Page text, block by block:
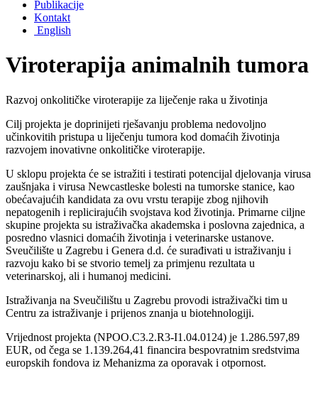
Publikacije
Kontakt
English
Viroterapija animalnih tumora
Razvoj onkolitičke viroterapije za liječenje raka u životinja
Cilj projekta je doprinijeti rješavanju problema nedovoljno
učinkovitih pristupa u liječenju tumora kod domaćih životinja
razvojem inovativne onkolitičke viroterapije.
U sklopu projekta će se istražiti i testirati potencijal djelovanja virusa
zaušnjaka i virusa Newcastleske bolesti na tumorske stanice, kao
obećavajućih kandidata za ovu vrstu terapije zbog njihovih
nepatogenih i replicirajućih svojstava kod životinja. Primarne ciljne
skupine projekta su istraživačka akademska i poslovna zajednica, a
posredno vlasnici domaćih životinja i veterinarske ustanove.
Sveučilište u Zagrebu i Genera d.d. će surađivati u istraživanju i
razvoju kako bi se stvorio temelj za primjenu rezultata u
veterinarskoj, ali i humanoj medicini.
Istraživanja na Sveučilištu u Zagrebu provodi istraživački tim u
Centru za istraživanje i prijenos znanja u biotehnologiji.
Vrijednost projekta (NPOO.C3.2.R3-I1.04.0124) je 1.286.597,89
EUR, od čega se 1.139.264,41 financira bespovratnim sredstvima
europskih fondova iz Mehanizma za oporavak i otpornost.